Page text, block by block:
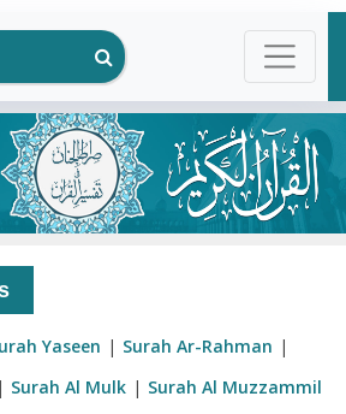
Yaseen | Surah Ar-Rahman |
| Surah Al Mulk | Surah Al Muzzammil